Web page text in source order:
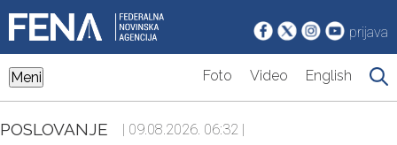
prijava
Meni Foto Video English
POSLOVANJE | 09.08.2026. 06:32 |